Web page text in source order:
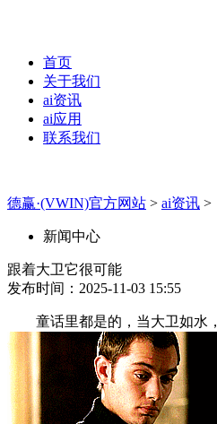
首页
关于我们
ai资讯
ai应用
联系我们
德赢·(VWIN)官方网站 > ai资讯 >
新闻中心
跟着大卫它很可能
发布时间：2025-11-03 15:55
童话里都是的，当大卫如水，